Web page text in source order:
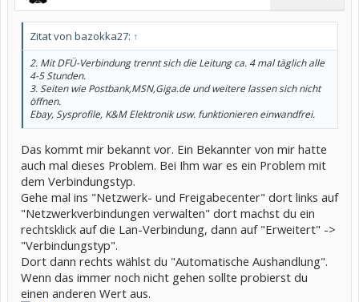
Zitat von bazokka27: ↑
2. Mit DFÜ-Verbindung trennt sich die Leitung ca. 4 mal täglich alle
4-5 Stunden.
3. Seiten wie Postbank,MSN,Giga.de und weitere lassen sich nicht
öffnen.
Ebay, Sysprofile, K&M Elektronik usw. funktionieren einwandfrei.
Das kommt mir bekannt vor. Ein Bekannter von mir hatte
auch mal dieses Problem. Bei Ihm war es ein Problem mit
dem Verbindungstyp.
Gehe mal ins "Netzwerk- und Freigabecenter" dort links auf
"Netzwerkverbindungen verwalten" dort machst du ein
rechtsklick auf die Lan-Verbindung, dann auf "Erweitert" ->
"Verbindungstyp".
Dort dann rechts wählst du "Automatische Aushandlung".
Wenn das immer noch nicht gehen sollte probierst du
einen anderen Wert aus.